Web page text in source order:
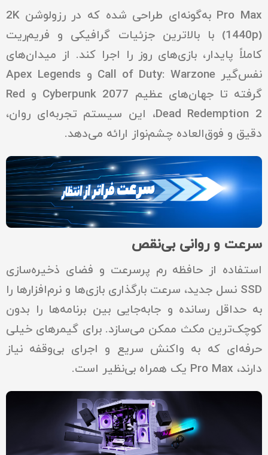
Pro Max به‌گونه‌ای طراحی شده که در رزولوشن 2K
(1440p) با بالاترین جزئیات گرافیکی و فریم‌ریت
کاملاً پایدار، بازی‌های روز را اجرا کند. از میدان‌های
نفس‌گیر Call of Duty: Warzone و Apex Legends
گرفته تا جهان‌های عظیم Cyberpunk 2077 و Red
Dead Redemption 2، این سیستم تجربه‌ای روان،
دقیق و فوق‌العاده چشم‌نواز ارائه می‌دهد.
سرعت و روانی بی‌نقص
استفاده از حافظه رم پرسرعت و فضای ذخیره‌سازی
SSD نسل جدید، سرعت بارگذاری بازی‌ها و نرم‌افزارها را
به حداقل رسانده و جابه‌جایی بین برنامه‌ها را بدون
کوچک‌ترین مکث ممکن می‌سازد. برای گیمرهای خیلی
حرفه‌ای که به واکنش سریع و اجرای بی‌وقفه نیاز
دارند، Pro Max یک همراه بی‌نظیر است.